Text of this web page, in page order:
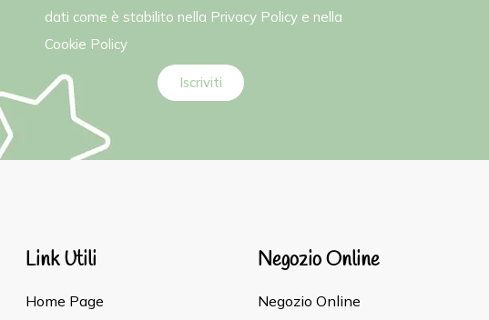
dati come è stabilito nella Privacy Policye nella
Cookie Policy
Iscriviti
Link Utili
Home Page
Negozio Online
Negozio Online